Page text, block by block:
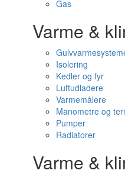
Gas
Varme &
Isolering
Kedler og fyr
Luftudladere
Varmemålere
Manometre og
Pumper
Radiatorer
Varme &